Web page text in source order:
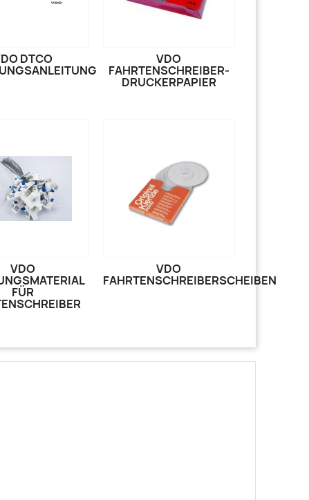
DTCO VDO
FAHRTENSCHREIBER-
DRUCKERPAPIER
VDO
FÜR
VDO
FAHRTENSCHREIBERSCHEIBEN